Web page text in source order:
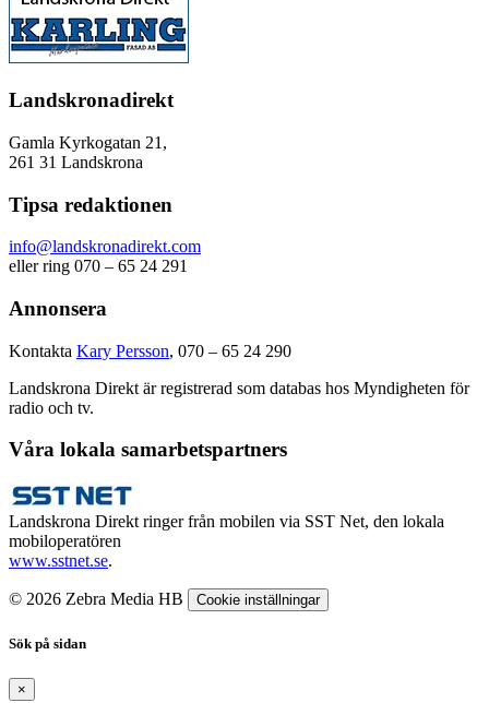
Landskronadirekt
Gamla Kyrkogatan 21,
261 31 Landskrona
Tipsa redaktionen
info@landskronadirekt.com
eller ring 070 – 65 24 291
Annonsera
Kontakta Kary Persson, 070 – 65 24 290
Landskrona Direkt är registrerad som databas hos Myndigheten för
radio och tv.
Våra lokala samarbetspartners
Landskrona Direkt ringer från mobilen via SST Net, den lokala
mobiloperatören
www.sstnet.se.
© 2026 Zebra Media HB Cookie inställningar
Sök på sidan
×